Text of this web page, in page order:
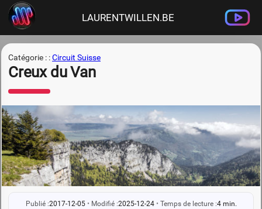
LAURENTWILLEN.BE
Catégorie : :Circuit Suisse
Creux du Van
Publié :2017-12-05 • Modifié :2025-12-24 • Temps de lecture :4 min.